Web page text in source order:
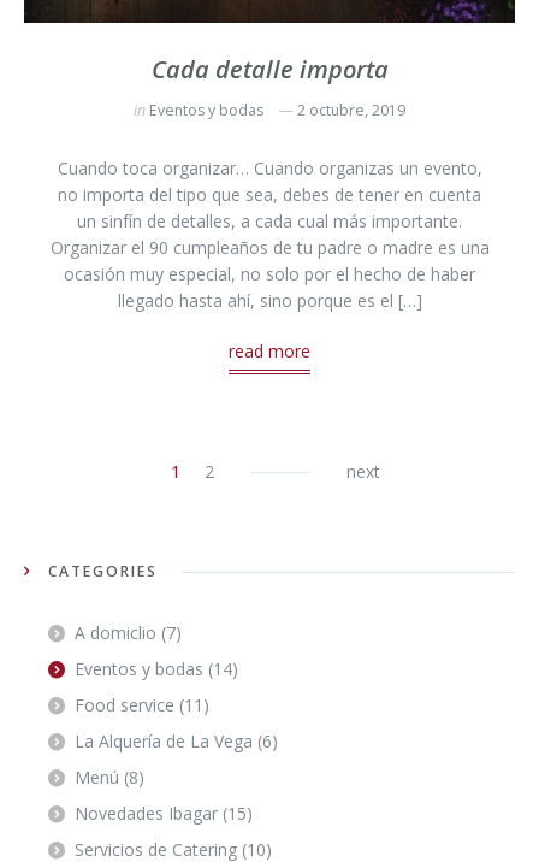
Cada detalle importa
in Eventos y bodas 2 octubre, 2019
Cuando toca organizar… Cuando organizas un evento,
no importa del tipo que sea, debes de tener en cuenta
un sinfín de detalles, a cada cual más importante.
Organizar el 90 cumpleaños de tu padre o madre es una
ocasión muy especial, no solo por el hecho de haber
llegado hasta ahí, sino porque es el […]
read more
1 2 next
CATEGORIES
A domiclio (7)
Eventos y bodas (14)
Food service (11)
La Alquería de La Vega (6)
Menú (8)
Novedades Ibagar (15)
Servicios de Catering (10)